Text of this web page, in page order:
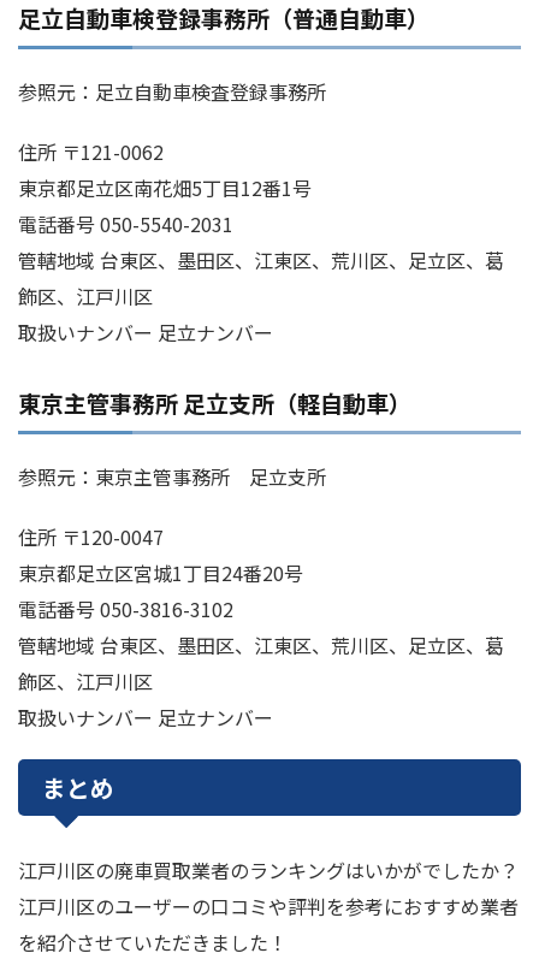
足立自動車検登録事務所（普通自動車）
参照元：足立自動車検査登録事務所
住所 〒121-0062
東京都足立区南花畑5丁目12番1号
電話番号 050-5540-2031
管轄地域 台東区、墨田区、江東区、荒川区、足立区、葛
飾区、江戸川区
取扱いナンバー 足立ナンバー
東京主管事務所 足立支所（軽自動車）
参照元：東京主管事務所 足立支所
住所 〒120-0047
東京都足立区宮城1丁目24番20号
電話番号 050-3816-3102
管轄地域 台東区、墨田区、江東区、荒川区、足立区、葛
飾区、江戸川区
取扱いナンバー 足立ナンバー
まとめ
江戸川区の廃車買取業者のランキングはいかがでしたか？
江戸川区のユーザーの口コミや評判を参考におすすめ業者
を紹介させていただきました！